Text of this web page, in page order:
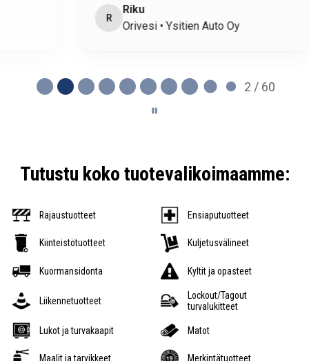
Riku
Orivesi • Ysitien Auto Oy
2 / 60
Tutustu koko tuotevalikoimaamme:
Rajaustuotteet Ensiaputuotteet
Kiinteistötuotteet Kuljetusvälineet
Kuormansidonta Kyltit ja opasteet
Liikennetuotteet
Lockout/Tagout
turvalukitteet
Lukot ja turvakaapit Matot
Maalit ja tarvikkeet Merkintätuotteet